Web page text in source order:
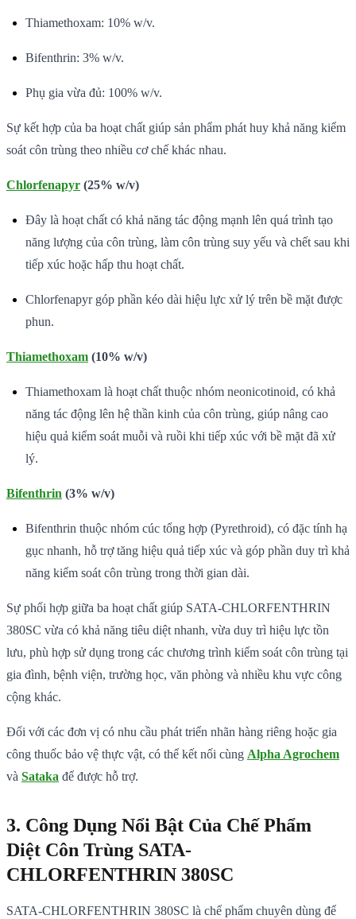
Thiamethoxam: 10% w/v.
Bifenthrin: 3% w/v.
Phụ gia vừa đủ: 100% w/v.
Sự kết hợp của ba hoạt chất giúp sản phẩm phát huy khả năng kiểm
soát côn trùng theo nhiều cơ chế khác nhau.
Chlorfenapyr (25% w/v)
Đây là hoạt chất có khả năng tác động mạnh lên quá trình tạo
năng lượng của côn trùng, làm côn trùng suy yếu và chết sau khi
tiếp xúc hoặc hấp thu hoạt chất.
Chlorfenapyr góp phần kéo dài hiệu lực xử lý trên bề mặt được
phun.
Thiamethoxam (10% w/v)
Thiamethoxam là hoạt chất thuộc nhóm neonicotinoid, có khả
năng tác động lên hệ thần kinh của côn trùng, giúp nâng cao
hiệu quả kiểm soát muỗi và ruồi khi tiếp xúc với bề mặt đã xử
lý.
Bifenthrin (3% w/v)
Bifenthrin thuộc nhóm cúc tổng hợp (Pyrethroid), có đặc tính hạ
gục nhanh, hỗ trợ tăng hiệu quả tiếp xúc và góp phần duy trì khả
năng kiểm soát côn trùng trong thời gian dài.
Sự phối hợp giữa ba hoạt chất giúp SATA-CHLORFENTHRIN
380SC vừa có khả năng tiêu diệt nhanh, vừa duy trì hiệu lực tồn
lưu, phù hợp sử dụng trong các chương trình kiểm soát côn trùng tại
gia đình, bệnh viện, trường học, văn phòng và nhiều khu vực công
cộng khác.
Đối với các đơn vị có nhu cầu phát triển nhãn hàng riêng hoặc gia
công thuốc bảo vệ thực vật, có thể kết nối cùng Alpha Agrochem
và Sataka để được hỗ trợ.
3. Công Dụng Nổi Bật Của Chế Phẩm
Diệt Côn Trùng SATA-
CHLORFENTHRIN 380SC
SATA-CHLORFENTHRIN 380SC là chế phẩm chuyên dùng để